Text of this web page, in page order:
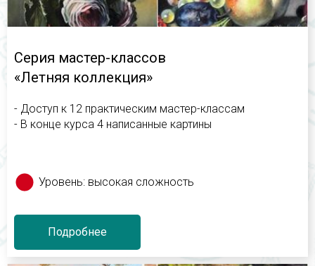
Серия мастер-классов
«Летняя коллекция»
- Доступ к 12 практическим мастер-классам
- В конце курса 4 написанные картины
Уровень: высокая сложность
Подробнее